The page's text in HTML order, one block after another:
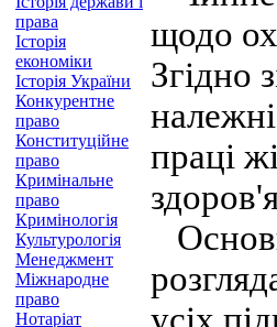
права
Історія
економіки
Історія України
Конкурентне
право
Конституційне
право
Кримінальне
право
Кримінологія
Культурологія
Менеджмент
Міжнародне
право
Нотаріат
щодо
Згідно
праці